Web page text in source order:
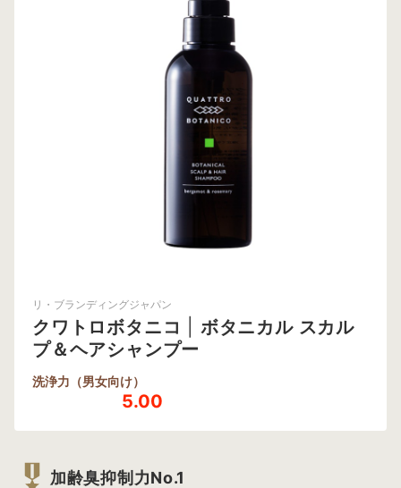
リ・ブランディングジャパン
クワトロボタニコ
ボタニカル スカル
プ＆ヘアシャンプー
洗浄力（男女向け）
5.00
加齢臭抑制力No.1